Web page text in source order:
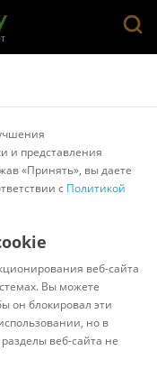
ножи, ножницы,
и представления
«Принять», вы даете
с Политикой
веб-сайта
Вы можете
он блокировал эти
но в
веб-сайта не